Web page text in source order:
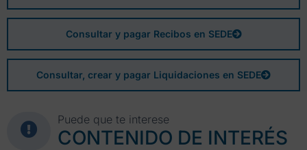
Consultar y pagar Recibos en SEDE
Consultar, crear y pagar Liquidaciones en SEDE
Puede que te interese
CONTENIDO DE INTERÉS